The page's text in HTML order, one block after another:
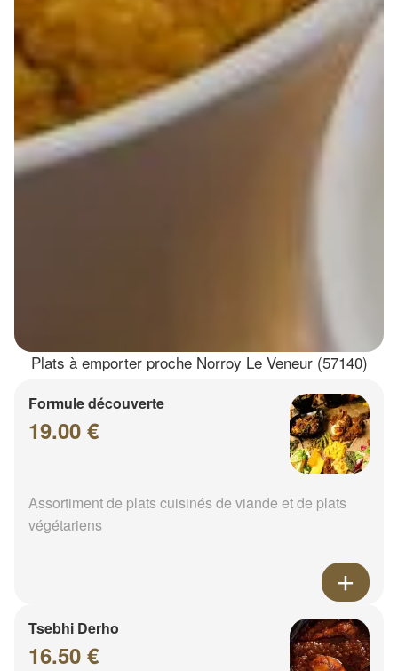
Plats à emporter proche Norroy Le Veneur (57140)
Formule découverte
19.00 €
Assortiment de plats cuisinés de viande et de plats
végétariens
Tsebhi Derho
16.50 €